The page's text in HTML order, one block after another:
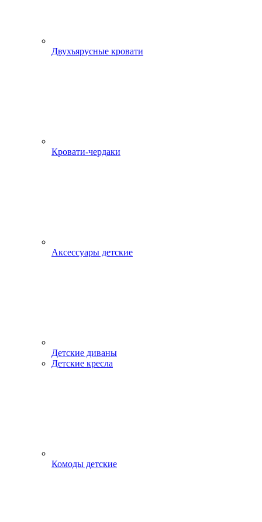
Двухъярусные кровати
Кровати-чердаки
Аксессуары детские
Детские диваны
Детские кресла
Комоды детские